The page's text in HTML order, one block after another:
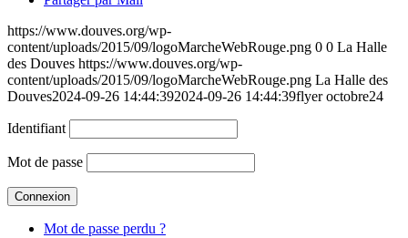
https://www.douves.org/wp-
content/uploads/2015/09/logoMarcheWebRouge.png 0 0 La Halle
des Douves https://www.douves.org/wp-
content/uploads/2015/09/logoMarcheWebRouge.png La Halle des
Douves2024-09-26 14:44:392024-09-26 14:44:39flyer octobre24
Identifiant
Mot de passe
Mot de passe perdu ?